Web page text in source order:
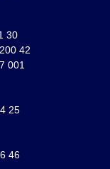
30
42
001
25
46